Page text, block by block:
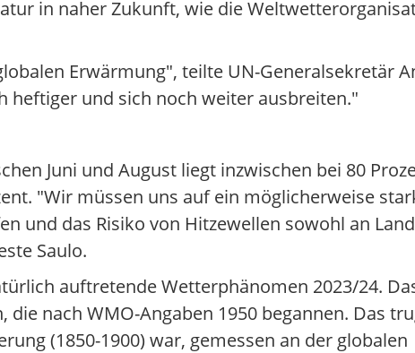
in naher Zukunft, wie die
Erwärmung", teilte UN-Generalsekretär
heftiger und sich noch weiter ausbreiten."
Juni und August liegt inzwischen bei 80
"Wir müssen uns auf ein möglicherweise
und das Risiko von Hitzewellen sowohl an
Saulo.
auftretende Wetterphänomen 2023/24.
nach WMO-Angaben 1950 begannen. Das
(1850-1900) war, gemessen an der globalen